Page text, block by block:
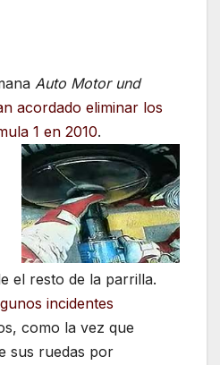
Auto Motor und
acordado eliminar los
1 en 2010.
el resto de la parrilla.
incidentes
como la vez que
sus ruedas por